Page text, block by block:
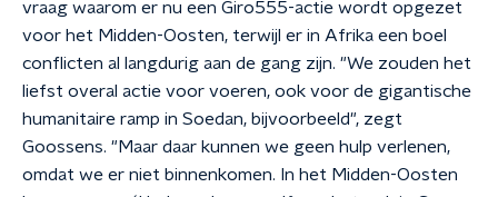
vraag waarom er nu een Giro555-actie wordt opgezet
voor het Midden-Oosten, terwijl er in Afrika een boel
conflicten al langdurig aan de gang zijn. "We zouden het
liefst overal actie voor voeren, ook voor de gigantische
humanitaire ramp in Soedan, bijvoorbeeld", zegt
Goossens. "Maar daar kunnen we geen hulp verlenen,
omdat we er niet binnenkomen. In het Midden-Oosten